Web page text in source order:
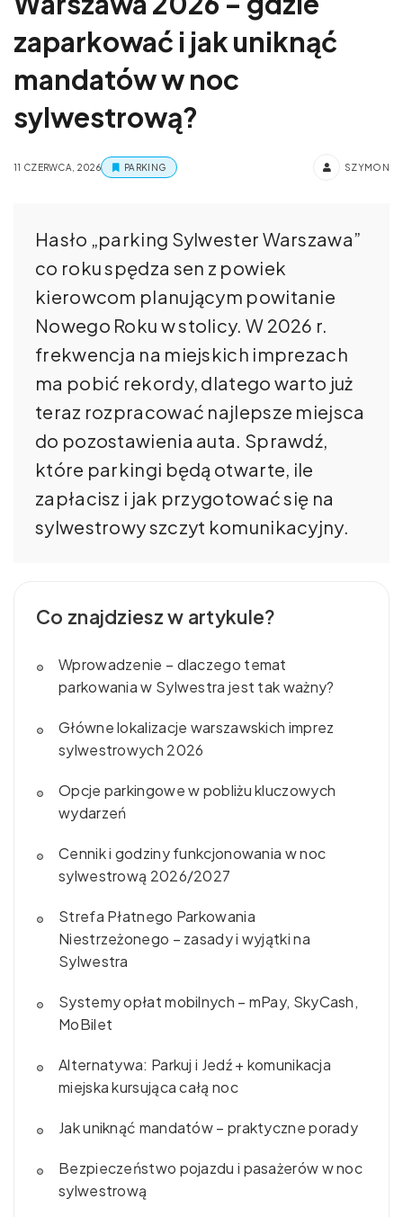
zaparkować i jak uniknąć
mandatów w noc
sylwestrową?
11 CZERWCA, 2026 PARKING SZYMON
Hasło „parking Sylwester Warszawa”
co roku spędza sen z powiek
kierowcom planującym powitanie
Nowego Roku w stolicy. W 2026 r.
frekwencja na miejskich imprezach
ma pobić rekordy, dlatego warto już
teraz rozpracować najlepsze miejsca
do pozostawienia auta. Sprawdź,
które parkingi będą otwarte, ile
zapłacisz i jak przygotować się na
sylwestrowy szczyt komunikacyjny.
Co znajdziesz w artykule?
Wprowadzenie – dlaczego temat
parkowania w Sylwestra jest tak ważny?
Główne lokalizacje warszawskich imprez
sylwestrowych 2026
Opcje parkingowe w pobliżu kluczowych
wydarzeń
Cennik i godziny funkcjonowania w noc
sylwestrową 2026/2027
Strefa Płatnego Parkowania
Niestrzeżonego – zasady i wyjątki na
Sylwestra
Systemy opłat mobilnych – mPay, SkyCash,
MoBilet
Alternatywa: Parkuj i Jedź + komunikacja
miejska kursująca całą noc
Jak uniknąć mandatów – praktyczne porady
Bezpieczeństwo pojazdu i pasażerów w noc
sylwestrową